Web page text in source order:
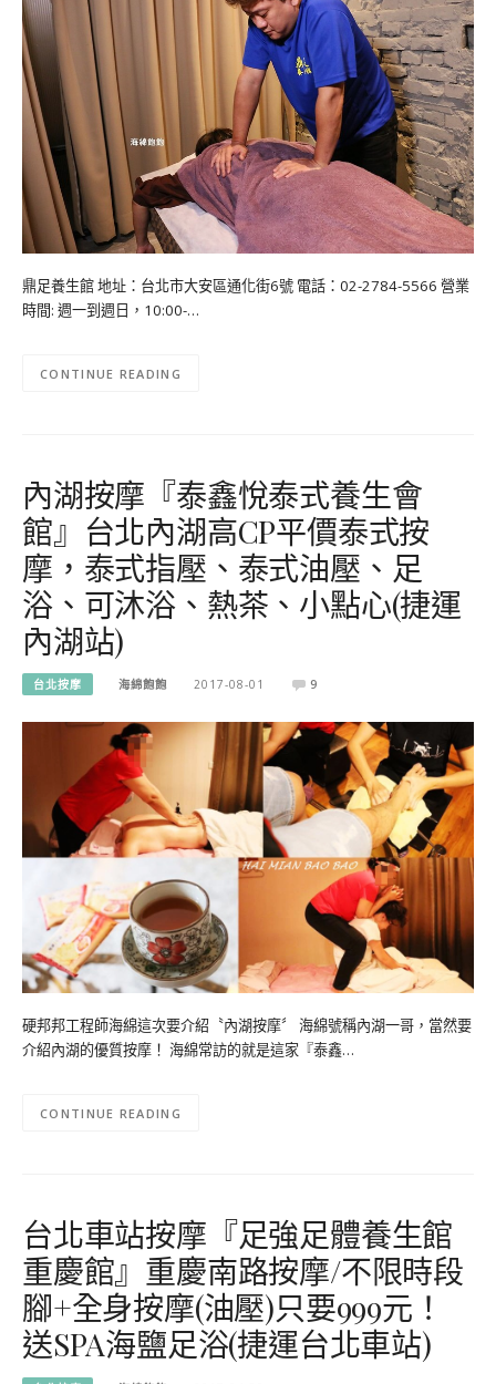
鼎足養生館 地址：台北市大安區通化街6號 電話：02-2784-5566 營業
時間: 週一到週日，10:00-…
CONTINUE READING
內湖按摩『泰鑫悅泰式養生會
館』台北內湖高CP平價泰式按
摩，泰式指壓、泰式油壓、足
浴、可沐浴、熱茶、小點心(捷運
內湖站)
台北按摩 海綿飽飽 2017-08-01 9
硬邦邦工程師海綿這次要介紹〝內湖按摩〞 海綿號稱內湖一哥，當然要
介紹內湖的優質按摩！ 海綿常訪的就是這家『泰鑫…
CONTINUE READING
台北車站按摩『足強足體養生館
重慶館』重慶南路按摩/不限時段
腳+全身按摩(油壓)只要999元！
送SPA海鹽足浴(捷運台北車站)